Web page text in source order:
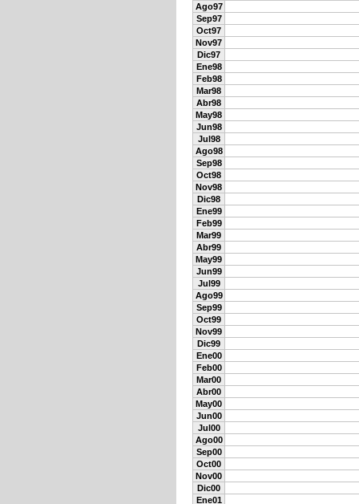
Ago97
Sep97
Oct97
Nov97
Dic97
Ene98
Feb98
Mar98
Abr98
May98
Jun98
Jul98
Ago98
Sep98
Oct98
Nov98
Dic98
Ene99
Feb99
Mar99
Abr99
May99
Jun99
Jul99
Ago99
Sep99
Oct99
Nov99
Dic99
Ene00
Feb00
Mar00
Abr00
May00
Jun00
Jul00
Ago00
Sep00
Oct00
Nov00
Dic00
Ene01